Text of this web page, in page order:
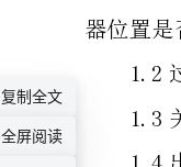
复制全文
全屏阅读